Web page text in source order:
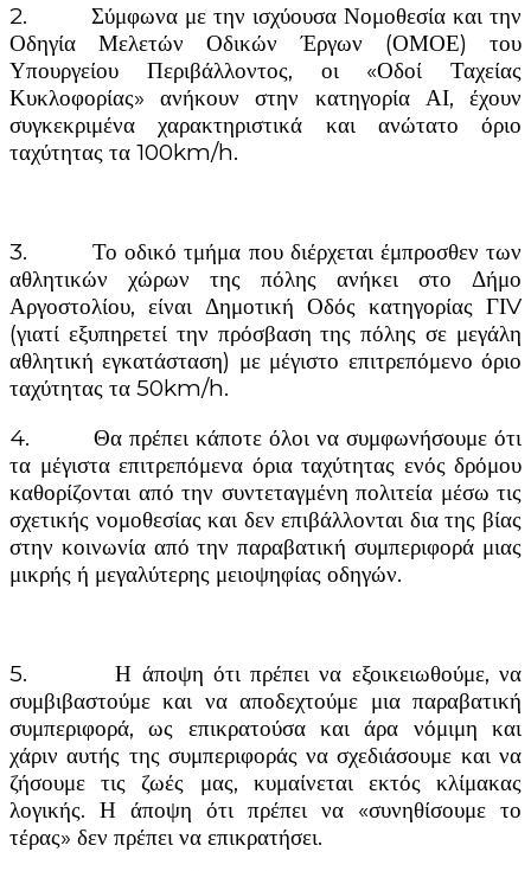
2. Σύμφωνα με την ισχύουσα Νομοθεσία και την
Οδηγία Μελετών Οδικών Έργων (ΟΜΟΕ) του
Υπουργείου Περιβάλλοντος, οι «Οδοί Ταχείας
Κυκλοφορίας» ανήκουν στην κατηγορία ΑΙ, έχουν
συγκεκριμένα χαρακτηριστικά και ανώτατο όριο
ταχύτητας τα 100km/h.
3. Το οδικό τμήμα που διέρχεται έμπροσθεν των
αθλητικών χώρων της πόλης ανήκει στο Δήμο
Αργοστολίου, είναι Δημοτική Οδός κατηγορίας ΓΙV
(γιατί εξυπηρετεί την πρόσβαση της πόλης σε μεγάλη
αθλητική εγκατάσταση) με μέγιστο επιτρεπόμενο όριο
ταχύτητας τα 50km/h.
4. Θα πρέπει κάποτε όλοι να συμφωνήσουμε ότι
τα μέγιστα επιτρεπόμενα όρια ταχύτητας ενός δρόμου
καθορίζονται από την συντεταγμένη πολιτεία μέσω τις
σχετικής νομοθεσίας και δεν επιβάλλονται δια της βίας
στην κοινωνία από την παραβατική συμπεριφορά μιας
μικρής ή μεγαλύτερης μειοψηφίας οδηγών.
5. Η άποψη ότι πρέπει να εξοικειωθούμε, να
συμβιβαστούμε και να αποδεχτούμε μια παραβατική
συμπεριφορά, ως επικρατούσα και άρα νόμιμη και
χάριν αυτής της συμπεριφοράς να σχεδιάσουμε και να
ζήσουμε τις ζωές μας, κυμαίνεται εκτός κλίμακας
λογικής. Η άποψη ότι πρέπει να «συνηθίσουμε το
τέρας» δεν πρέπει να επικρατήσει.